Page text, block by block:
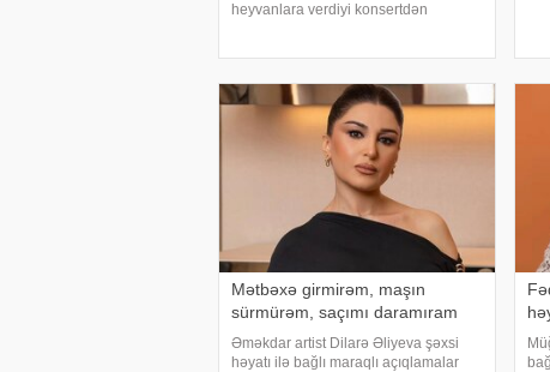
heyvanlara verdiyi konsertdən
E.Seyidcahan bildirib ki, həmin
layihəd
Mətbəxə girmirəm, maşın
sürmürəm, saçımı daramıram
Əməkdar artist Dilarə Əliyeva şəxsi
həyatı ilə bağlı maraqlı açıqlamalar